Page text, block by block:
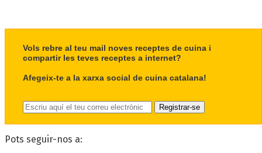
Vols rebre al teu mail noves receptes de cuina i
compartir les teves receptes a internet?
Afegeix-te a la xarxa social de cuina catalana!
Pots seguir-nos a: